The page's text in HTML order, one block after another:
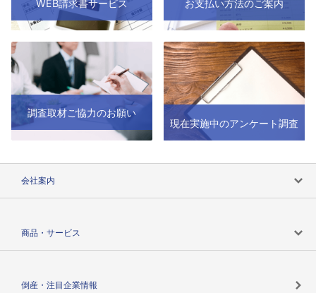
WEB請求書サービス お支払い方法のご案内
調査取材ご協力のお願い
現在実施中のアンケート調査
会社案内
商品・サービス
倒産・注目企業情報